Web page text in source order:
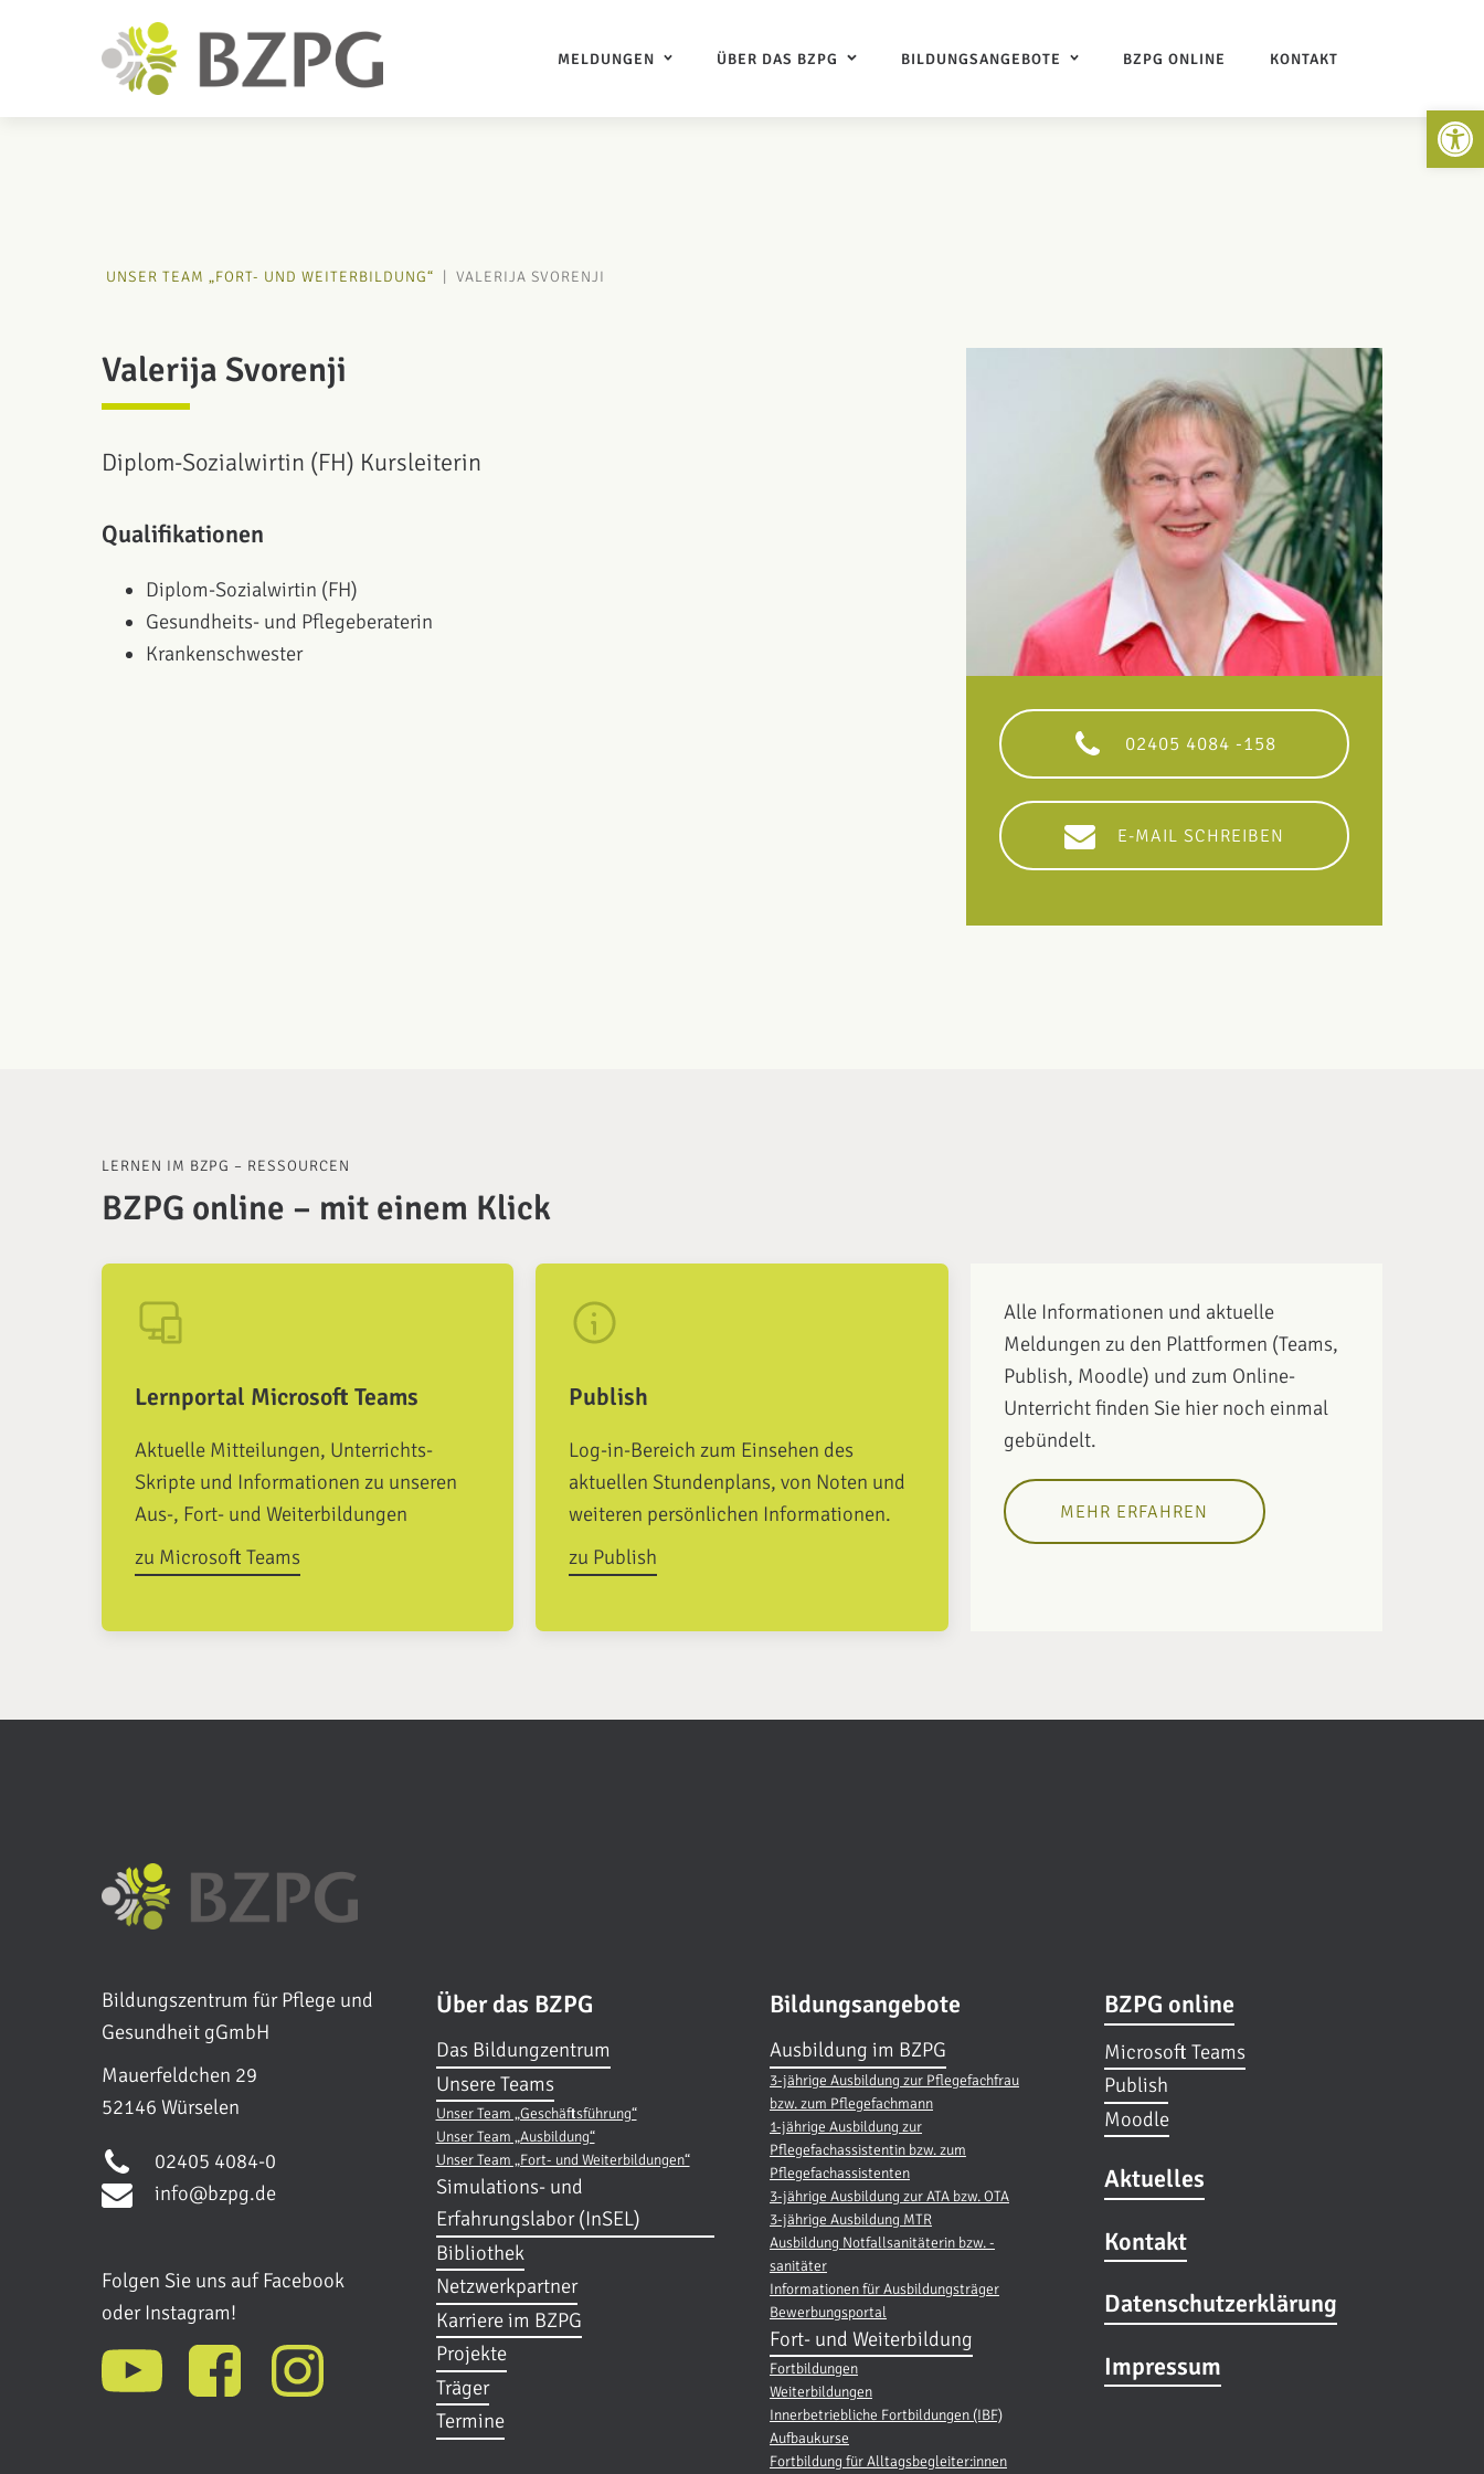
MELDUNGEN ÜBER DAS BZPG BILDUNGSANGEBOTE BZPG ONLINE KONTAKT
UNSER TEAM „FORT- UND WEITERBILDUNG“ | VALERIJA SVORENJI
Valerija Svorenji
Diplom-Sozialwirtin (FH) Kursleiterin
Qualifikationen
Diplom-Sozialwirtin (FH)
Gesundheits- und Pflegeberaterin
Krankenschwester
02405 4084 -158
E-MAIL SCHREIBEN
LERNEN IM BZPG – RESSOURCEN
BZPG online – mit einem Klick
Lernportal Microsoft Teams
Aktuelle Mitteilungen, Unterrichts-
Skripte und Informationen zu unseren
Aus-, Fort- und Weiterbildungen
zu Microsoft Teams
Publish
Log-in-Bereich zum Einsehen des
aktuellen Stundenplans, von Noten und
weiteren persönlichen Informationen.
zu Publish
Alle Informationen und aktuelle
Meldungen zu den Plattformen (Teams,
Publish, Moodle) und zum Online-
Unterricht finden Sie hier noch einmal
gebündelt.
MEHR ERFAHREN
Bildungszentrum für Pflege und
Gesundheit gGmbH
Mauerfeldchen 29
52146 Würselen
02405 4084-0
info@bzpg.de
Folgen Sie uns auf Facebook
oder Instagram!
Über das BZPG
Das Bildungzentrum
Unsere Teams
Unser Team „Geschäftsführung“
Unser Team „Ausbildung“
Unser Team „Fort- und Weiterbildungen“
Simulations- und
Erfahrungslabor (InSEL)
Bibliothek
Netzwerkpartner
Karriere im BZPG
Projekte
Träger
Termine
Bildungsangebote
Ausbildung im BZPG
3-jährige Ausbildung zur Pflegefachfrau
bzw. zum Pflegefachmann
1-jährige Ausbildung zur
Pflegefachassistentin bzw. zum
Pflegefachassistenten
3-jährige Ausbildung zur ATA bzw. OTA
3-jährige Ausbildung MTR
Ausbildung Notfallsanitäterin bzw. -
sanitäter
Informationen für Ausbildungsträger
Bewerbungsportal
Fort- und Weiterbildung
Fortbildungen
Weiterbildungen
Innerbetriebliche Fortbildungen (IBF)
Aufbaukurse
Fortbildung für Alltagsbegleiter:innen
BZPG online
Microsoft Teams
Publish
Moodle
Aktuelles
Kontakt
Datenschutzerklärung
Impressum